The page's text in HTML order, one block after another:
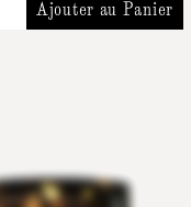
Ajouter au Panier